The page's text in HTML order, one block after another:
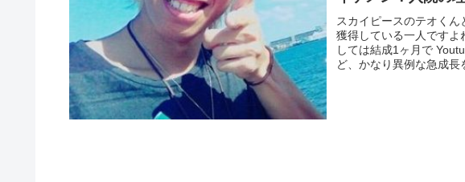
スカイピースのテオく
獲得している一人ですよ
しては結成1ヶ月で
ど、かなり異例な急成長